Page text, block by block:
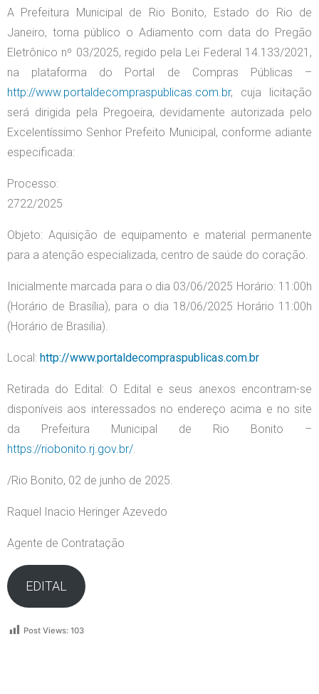
A Prefeitura Municipal de Rio Bonito, Estado do Rio de
Janeiro, torna público o Adiamento com data do Pregão
Eletrônico nº 03/2025, regido pela Lei Federal 14.133/2021,
na plataforma do Portal de Compras Públicas –
http://www.portaldecompraspublicas.com.br, cuja licitação
será dirigida pela Pregoeira, devidamente autorizada pelo
Excelentíssimo Senhor Prefeito Municipal, conforme adiante
especificada:
Processo:
2722/2025
Objeto: Aquisição de equipamento e material permanente
para a atenção especializada, centro de saúde do coração.
Inicialmente marcada para o dia 03/06/2025 Horário: 11:00h
(Horário de Brasília), para o dia 18/06/2025 Horário 11:00h
(Horário de Brasilia).
Local: http://www.portaldecompraspublicas.com.br
Retirada do Edital: O Edital e seus anexos encontram-se
disponíveis aos interessados no endereço acima e no site
da Prefeitura Municipal de Rio Bonito –
https://riobonito.rj.gov.br/.
/Rio Bonito, 02 de junho de 2025.
Raquel Inacio Heringer Azevedo
Agente de Contratação
EDITAL
Post Views: 103